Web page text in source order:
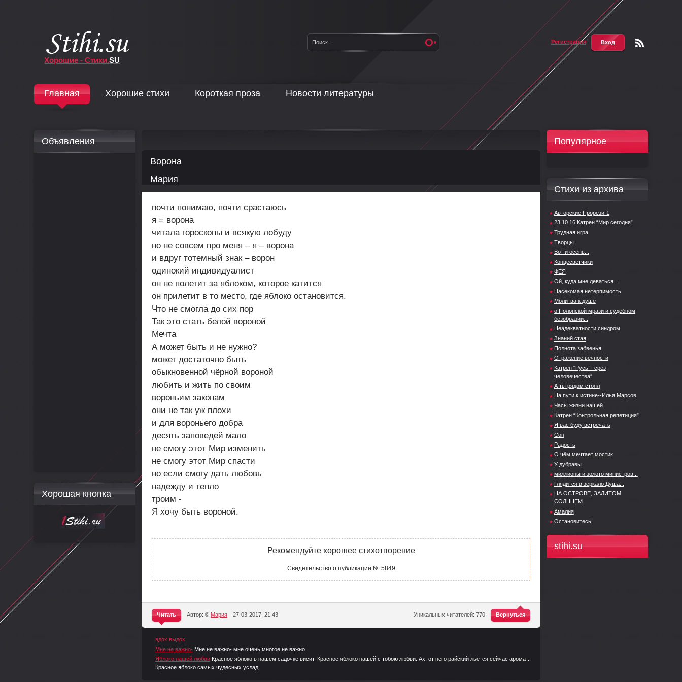
Хорошие - Стихи.SU
Регистрация Вход
Главная Хорошие стихи Короткая проза Новости литературы
Ворона
Мария
почти понимаю, почти срастаюсь
я = ворона
читала гороскопы и всякую лобуду
но не совсем про меня – я – ворона
и вдруг тотемный знак – ворон
одинокий индивидуалист
он не полетит за яблоком, которое катится
он прилетит в то место, где яблоко остановится.
Что не смогла до сих пор
Так это стать белой вороной
Мечта
А может быть и не нужно?
может достаточно быть
обыкновенной чёрной вороной
любить и жить по своим
вороньим законам
они не так уж плохи
и для вороньего добра
десять заповедей мало
не смогу этот Мир изменить
не смогу этот Мир спасти
но если смогу дать любовь
надежду и тепло
троим -
Я хочу быть вороной.
Рекомендуйте хорошее стихотворение
Свидетельство о публикации № 5849
Вернуться
Уникальных читателей: 770
Читать
^
Автор: © Мария 27-03-2017, 21:43
вдох выдох
Мне не важно- Мне не важно- мне очень многое не важно
Яблоко нашей любви Красное яблоко в нашем садочке висит, Красное яблоко нашей с тобою любви. Ах, от него райский льётся сейчас аромат.
Красное яблоко самых чудесных услад.
Популярное
Стихи из архива
Авторские Прорези-1
23.10.16 Катрен “Мир сегодня”
Трудная игра
Творцы
Вот и осень...
Концесветчики
ФЕЯ
Ой, куда мне деваться...
Насекомая нетерпимость
Молитва к душе
о Полонской мрази и судебном
безобразии...
Неадекватности синдром
Знаний стая
Полнота забвенья
Отражение вечности
Катрен “Русь – срез
человечества”
А ты рядом стоял
На пути к истине--Илья Марсов
Часы жизни нашей
Катрен “Контрольная репетиция”
Я вас буду встречать
Сон
Радость
О чём мечтает мостик
У дубравы
миллионы и золото министров...
Глядится в зеркало Душа...
НА ОСТРОВЕ, ЗАЛИТОМ
СОЛНЦЕМ
Амалия
Остановитесь!
stihi.su
Объявления
Хорошая кнопка